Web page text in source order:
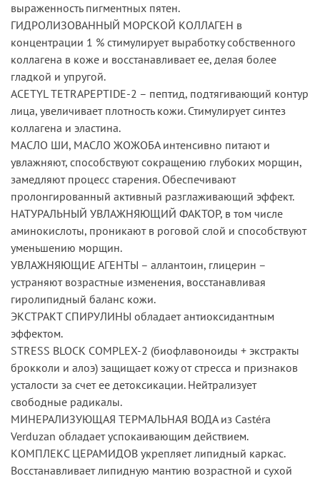
выраженность пигментных пятен.
ГИДРОЛИЗОВАННЫЙ МОРСКОЙ КОЛЛАГЕН в
концентрации 1 % стимулирует выработку собственного
коллагена в коже и восстанавливает ее, делая более
гладкой и упругой.
ACETYL TETRAPEPTIDE-2 – пептид, подтягивающий контур
лица, увеличивает плотность кожи. Стимулирует синтез
коллагена и эластина.
МАСЛО ШИ, МАСЛО ЖОЖОБА интенсивно питают и
увлажняют, способствуют сокращению глубоких морщин,
замедляют процесс старения. Обеспечивают
пролонгированный активный разглаживающий эффект.
НАТУРАЛЬНЫЙ УВЛАЖНЯЮЩИЙ ФАКТОР, в том числе
аминокислоты, проникают в роговой слой и способствуют
уменьшению морщин.
УВЛАЖНЯЮЩИЕ АГЕНТЫ – аллантоин, глицерин –
устраняют возрастные изменения, восстанавливая
гиролипидный баланс кожи.
ЭКСТРАКТ СПИРУЛИНЫ обладает антиоксидантным
эффектом.
STRESS BLOCK COMPLEX-2 (биофлавоноиды + экстракты
брокколи и алоэ) защищает кожу от стресса и признаков
усталости за счет ее детоксикации. Нейтрализует
свободные радикалы.
МИНЕРАЛИЗУЮЩАЯ ТЕРМАЛЬНАЯ ВОДА из Castéra
Verduzan обладает успокаивающим действием.
КОМПЛЕКС ЦЕРАМИДОВ укрепляет липидный каркас.
Восстанавливает липидную мантию возрастной и сухой